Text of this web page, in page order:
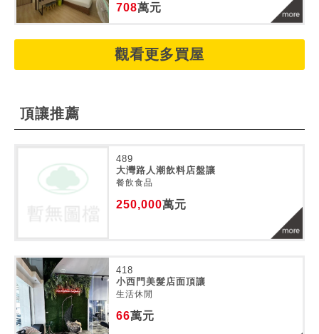
708萬元
觀看更多買屋
頂讓推薦
489
大灣路人潮飲料店盤讓
餐飲食品
250,000萬元
418
小西門美髮店面頂讓
生活休閒
66萬元